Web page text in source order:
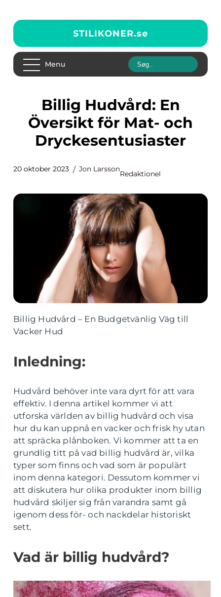
STILIKONER.se
Menu
Billig Hudvård: En
Översikt för Mat- och
Dryckesentusiaster
20 oktober 2023 Jon Larsson
Redaktionel
Billig Hudvård – En Budgetvänlig Väg till
Vacker Hud
Inledning:
Hudvård behöver inte vara dyrt för att vara
effektiv. I denna artikel kommer vi att
utforska världen av billig hudvård och visa
hur du kan uppnå en vacker och frisk hy utan
att spräcka plånboken. Vi kommer att ta en
grundlig titt på vad billig hudvård är, vilka
typer som finns och vad som är populärt
inom denna kategori. Dessutom kommer vi
att diskutera hur olika produkter inom billig
hudvård skiljer sig från varandra samt gå
igenom dess för- och nackdelar historiskt
sett.
Vad är billig hudvård?